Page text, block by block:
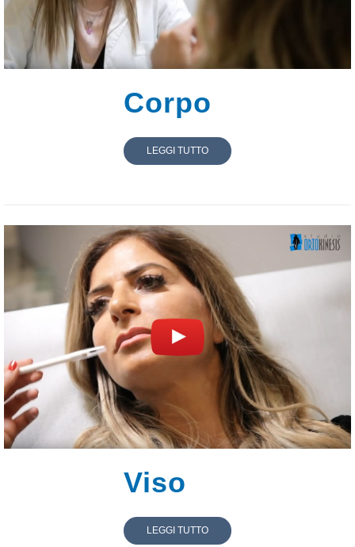
Corpo
LEGGI TUTTO
Viso
LEGGI TUTTO